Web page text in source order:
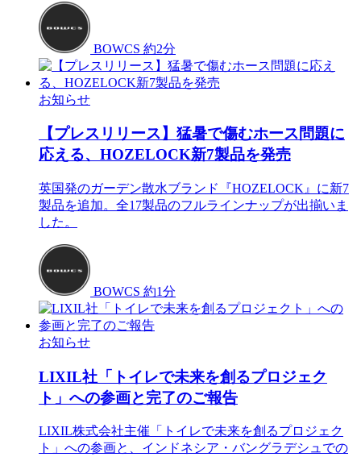
BOWCS 約2分
お知らせ
【プレスリリース】猛暑で傷むホース問題に
応える、HOZELOCK新7製品を発売
英国発のガーデン散水ブランド『HOZELOCK』に新7
製品を追加。全17製品のフルラインナップが出揃いま
した。
BOWCS 約1分
お知らせ
LIXIL社「トイレで未来を創るプロジェク
ト」への参画と完了のご報告
LIXIL株式会社主催「トイレで未来を創るプロジェク
ト」への参画と、インドネシア・バングラデシュでの